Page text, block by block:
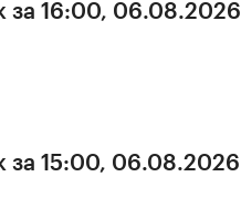
за 16:00, 06.08.2026
за 15:00, 06.08.2026